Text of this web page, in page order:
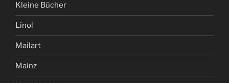
Kleine Bücher
Linol
Mailart
Mainz